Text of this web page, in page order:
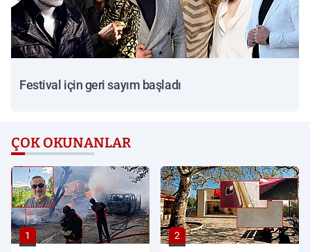
Festival için geri sayım başladı
ÇOK OKUNANLAR
1 2